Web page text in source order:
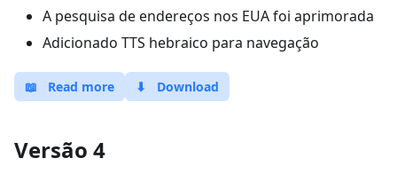
A pesquisa de endereços nos EUA foi aprimorada
Adicionado TTS hebraico para navegação
📖 Read more ⬇ Download
Versão 4